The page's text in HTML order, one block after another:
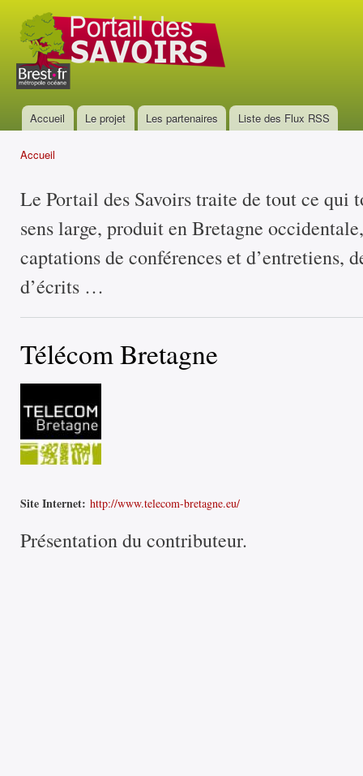
Portail
des
savoirs
Menu principal
Accueil Le projet Les partenaires Liste des Flux RSS
Accueil
Le Portail des Savoirs traite de tout ce qui
sens large, produit en Bretagne
captations de conférences et d’entretiens,
d’écrits …
Télécom Bretagne
Site Internet: http://www.telecom-bretagne.eu/
Présentation du contributeur.